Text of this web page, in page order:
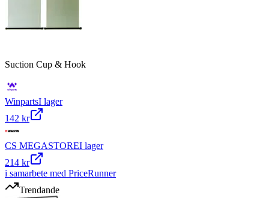
Suction Cup & Hook
WinpartsI lager
142 kr
CS MEGASTOREI lager
214 kr
i samarbete med PriceRunner
Trendande